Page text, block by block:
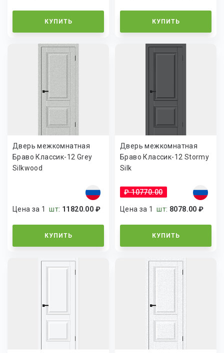
КУПИТЬ КУПИТЬ
Дверь межкомнатная
Браво Классик-12 Grey
Silkwood
Цена за 1шт: 11820.00 ₽
КУПИТЬ
Дверь межкомнатная
Браво Классик-12 Stormy
Silk
₽ 10770.00
Цена за 1шт: 8078.00 ₽
КУПИТЬ